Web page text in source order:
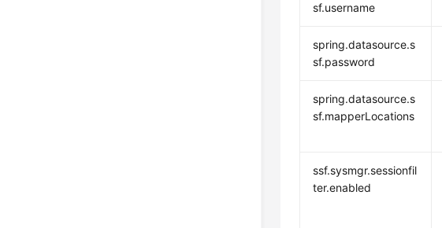
sf.username
spring.datasource.s
sf.password
spring.datasource.s
sf.mapperLocations
ssf.sysmgr.sessionfil
ter.enabled